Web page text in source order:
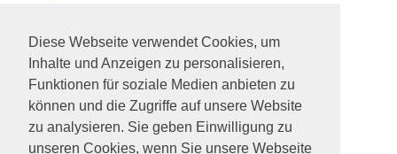
Diese Webseite verwendet Cookies, um
Inhalte und Anzeigen zu personalisieren,
Funktionen für soziale Medien anbieten zu
können und die Zugriffe auf unsere Website
zu analysieren. Sie geben Einwilligung zu
unseren Cookies, wenn Sie unsere Webseite
Management Referent
Manager
Manager Geschäftsführer
Manager IT
Manager Kundenbetreuung